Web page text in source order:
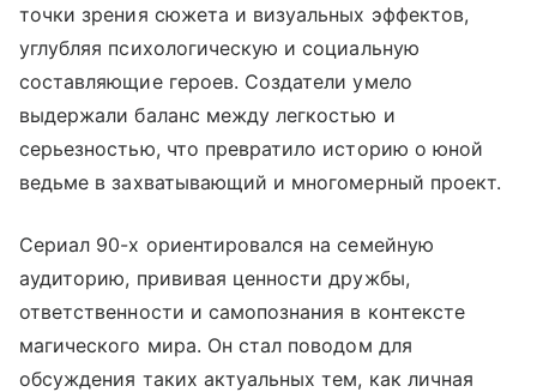
точки зрения сюжета и визуальных эффектов,
углубляя психологическую и социальную
составляющие героев. Создатели умело
выдержали баланс между легкостью и
серьезностью, что превратило историю о юной
ведьме в захватывающий и многомерный проект.
Сериал 90-х ориентировался на семейную
аудиторию, прививая ценности дружбы,
ответственности и самопознания в контексте
магического мира. Он стал поводом для
обсуждения таких актуальных тем, как личная